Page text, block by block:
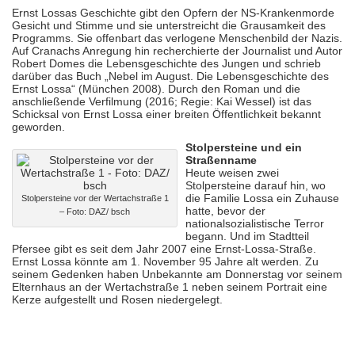
Ernst Lossas Geschichte gibt den Opfern der NS-Krankenmorde
Gesicht und Stimme und sie unterstreicht die Grausamkeit des
Programms. Sie offenbart das verlogene Menschenbild der Nazis.
Auf Cranachs Anregung hin recherchierte der Journalist und Autor
Robert Domes die Lebensgeschichte des Jungen und schrieb
darüber das Buch „Nebel im August. Die Lebensgeschichte des
Ernst Lossa“ (München 2008). Durch den Roman und die
anschließende Verfilmung (2016; Regie: Kai Wessel) ist das
Schicksal von Ernst Lossa einer breiten Öffentlichkeit bekannt
geworden.
Stolpersteine vor der Wertachstraße 1
– Foto: DAZ/ bsch
Stolpersteine und ein
Straßenname
Heute weisen zwei
Stolpersteine darauf hin, wo
die Familie Lossa ein Zuhause
hatte, bevor der
nationalsozialistische Terror
begann. Und im Stadtteil
Pfersee gibt es seit dem Jahr 2007 eine Ernst-Lossa-Straße.
Ernst Lossa könnte am 1. November 95 Jahre alt werden. Zu
seinem Gedenken haben Unbekannte am Donnerstag vor seinem
Elternhaus an der Wertachstraße 1 neben seinem Portrait eine
Kerze aufgestellt und Rosen niedergelegt.